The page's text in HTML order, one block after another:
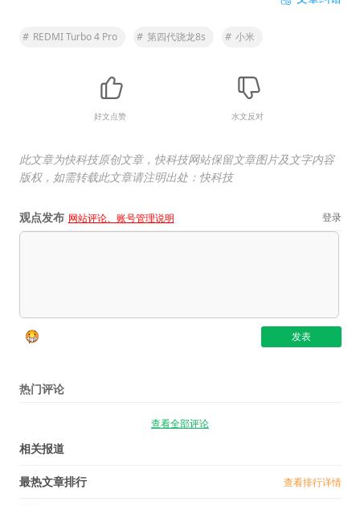
# REDMI Turbo 4 Pro # 第四代骁龙8s # 小米
好文点赞 水文反对
此文章为快科技原创文章，快科技网站保留文章图片及文字内容
版权，如需转载此文章请注明出处：快科技
观点发布 网站评论、账号管理说明 登录
热门评论
查看全部评论
相关报道
最热文章排行 查看排行详情